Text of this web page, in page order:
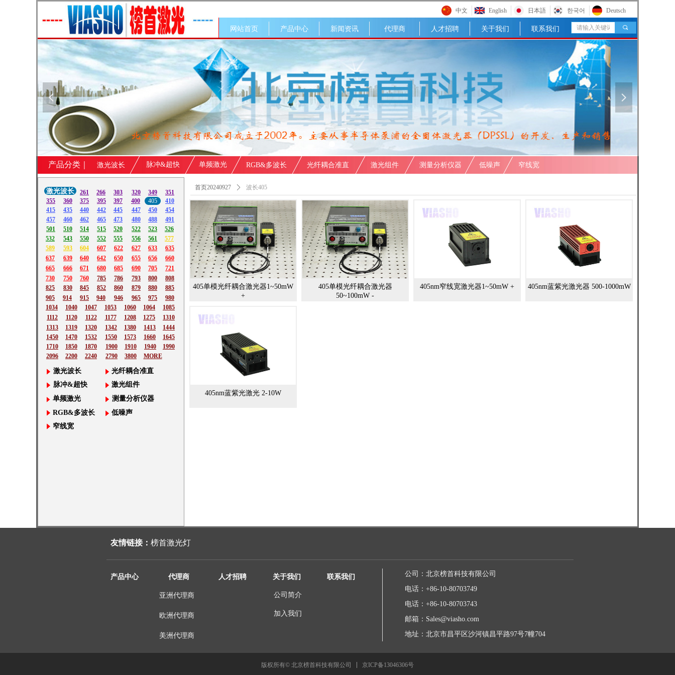
넳 넲
끠
网站首页 产品中心 新闻资讯 代理商 人才招聘 关于我们 联系我们
中文 English 日本語 한국어 Deutsch
405单模光纤耦合激光器1~50mW
+
405单模光纤耦合激光器
50~100mW -
405nm窄线宽激光器1~50mW + 405nm蓝紫光激光器 500-1000mW
405nm蓝紫光激光 2-10W
首页20240927 ꄲ 波长405
261
532
266 303 320 349
351
355
360 375 395 397 400 405
410
415
435 440 442 445 447 450
454
491
488
480
473
465
462
460
457
501
510 514 515 520 522
523
543
550 552 555 556 561
526
577
604
593
589 607 622 627 633
635
637
639 640 642 650 655 656
660
666
671 680 685 690 705
721
750
760
730
665
785
786 793 800
808
825
830 845 852 860 880
879
914
885
915
940 946 965 975 980
905
1034
1040 1047 1053 1060 1064
1085
1275
1208
1177
1122
1120
1112
1310
1413
1380 1444
1342
1320
1319
1313
1660
1645
1573
1550
1532
1470
1450
1940
1910
1900
1870
1850
1710
2790
2200 3800
2096
1990
MORE
单频激光
光纤耦合准直
激光波长
脉冲&超快
RGB&多波长
激光组件
测量分析仪器
低噪声
窄线宽
2240
激光波长
产品分类｜ 激光波长 脉冲&超快 单频激光 RGB&多波长 光纤耦合准直 激光组件 测量分析仪器 低噪声 窄线宽
产品中心 代理商 人才招聘 关于我们 联系我们
亚洲代理商
欧洲代理商
美洲代理商
公司简介
加入我们
公司： 北京榜首科技有限公司
电话： +86-10-80703749
电话： +86-10-80703743
邮箱： Sales@viasho.com
地址： 北京市昌平区沙河镇昌平路97号7幢704
友情链接： 榜首激光灯
版权所有© 北京榜首科技有限公司 京ICP备13046306号